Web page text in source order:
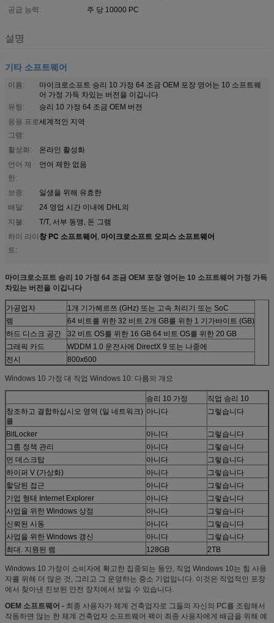
공급 능력:
주 당 10000 PC
설명
기타 소프트웨어
이름:
마이크로소프트 승리 10 가정 64 조금 OEM 포장 영어는 10 소프트웨
어 가정 가득 차있는 버전을 이깁니다
유형:
승리 10 가정 64 조금 OEM 버전
응용 프로
그램:
세계적인 지역
활성화:
온라인 활성화
언어 제
한:
언어 제한 없음
보증:
일생을 위해 유효한
배달:
24 영업 시간 이내에 DHL의
지불:
T/T, 서부 동맹, 돈 그램
하이 라이
트:
창 PC 소프트웨어, 마이크로소프트 오피스 소프트웨어
마이크로소프트 승리 10 가정 64 조금 OEM 포장 영어는 10 소프트웨어 가정 가득
차있는 버전을 이깁니다
가공업자
1개 기가헤르쯔 (GHz) 또는 고속 처리기 또는 SoC
렘
64 비트를 위한 32 비트 2개 GB를 위한 1 기가바이트 (GB)
하드 디스크 공간
32 비트 OS를 위한 16 GB 64 비트 OS를 위한 20 GB
그래픽 카드
WDDM 1.0 운전사에 DirectX 9 또는 나중에
전시
800x600
Windows 10 가정 대 직업 Windows 10: 다름의 개요
승리 10 가정
직업 승리 10
창조하고 결합하십시오 영역 (일 네트워크)
를
아니다 그렇습니다
BitLocker 아니다
그렇습니다
그룹 정책 관리
아니다
그렇습니다
먼 데스크탑
아니다
그렇습니다
하이퍼 V (가상화)
아니다
그렇습니다
할당된 접근
아니다
그렇습니다
기업 형태 Internet Explorer
아니다
그렇습니다
사업을 위한 Windows 상점
아니다
그렇습니다
신뢰된 시동
아니다
그렇습니다
사업을 위한 Windows 갱신
아니다
그렇습니다
최대. 지원된 렘
128GB 2TB
Windows 10 가정이 소비자에 확고한 집중되는 동안, 직업 Windows 10는 힘 사용
자를 위해 더 많은 것, 그리고 그 운영하는 중소 기업입니다. 이것은 직업적인 포장
에서 찾아낸 진보된 안전 장치에서 보일 수 있습니다.
OEM 소프트웨어 - 최종 사용자가 체계 건축업자로 그들의 자신의 PC를 조립해서
작동하면 않는 한 체계 건축업자 소프트웨어 팩이 최종 사용자에게 배급을 위해 예